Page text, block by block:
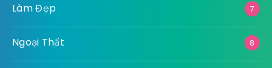
Làm Đẹp 7
Ngoại Thất 8